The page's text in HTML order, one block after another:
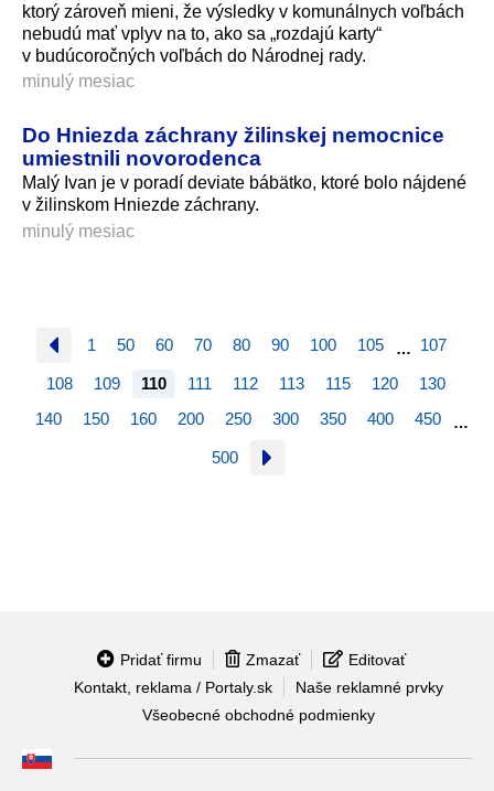
ktorý zároveň mieni, že výsledky v komunálnych voľbách
nebudú mať vplyv na to, ako sa „rozdajú karty“
v budúcoročných voľbách do Národnej rady.
minulý mesiac
Do Hniezda záchrany žilinskej nemocnice
umiestnili novorodenca
Malý Ivan je v poradí deviate bábätko, ktoré bolo nájdené
v žilinskom Hniezde záchrany.
minulý mesiac
1 50 60 70 80 90 100 105 … 107
108 109 110 111 112 113 115 120
130
140
150 160 200 250 300 350 400 450 …
500
Pridať firmu Zmazať
Editovať
Kontakt, reklama / Portaly.sk
Naše reklamné prvky
Všeobecné obchodné podmienky